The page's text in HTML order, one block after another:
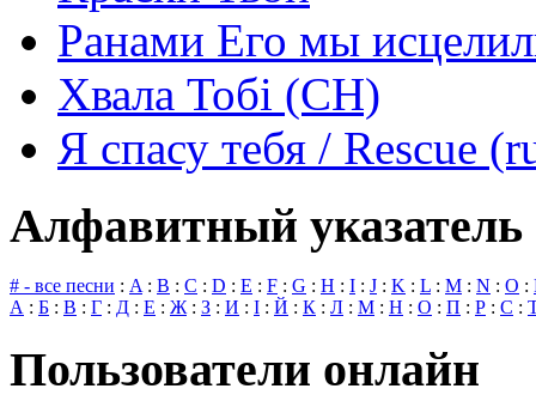
Ранами Его мы
Хвала Тобі (СН)
Я спасу тебя / Rescue
Алфавитный указатель
# - все песни : A : B : C : D : E : F : G : H : I : J : K : L : M : N : O :
А : Б : В : Г : Д : Е : Ж : З : И : І : Й : К : Л : М : Н : О : П : Р : С :
Пользователи онлайн